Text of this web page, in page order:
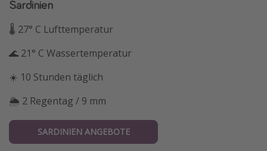
Sardinien
🌡 27° C Lufttemperatur
🌊 21° C Wassertemperatur
☀️ 10 Stunden täglich
🌦 2 Regentag / 9 mm
SARDINIEN ANGEBOTE